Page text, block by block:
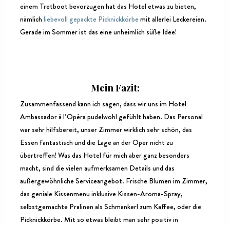
einem Tretboot bevorzugen hat das Hotel etwas zu bieten,
nämlich liebevoll gepackte Picknickkörbemit allerlei Leckereien.
Gerade im Sommer ist das eine unheimlich süße Idee!
Mein Fazit:
Zusammenfassend kann ich sagen, dass wir uns im Hotel
Ambassador à l’Opéra pudelwohl gefühlt haben. Das Personal
war sehr hilfsbereit, unser Zimmer wirklich sehr schön, das
Essen fantastisch und die Lage an der Oper nicht zu
übertreffen! Was das Hotel für mich aber ganz besonders
macht, sind die vielen aufmerksamen Details und das
außergewöhnliche Serviceangebot. Frische Blumen im Zimmer,
das geniale Kissenmenu inklusive Kissen-Aroma-Spray,
selbstgemachte Pralinen als Schmankerl zum Kaffee, oder die
Picknickkörbe. Mit so etwas bleibt man sehr positiv in